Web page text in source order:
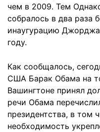
чем в 2009. Тем
собралось в два раза
инаугурацию
году.
Как сообщалось,
США Барак Обама на
Вашингтоне принял
речи Обама
президентства, в том
необходимость